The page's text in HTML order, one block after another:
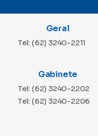
Geral
Tel: (62) 3240-2211
Gabinete
Tel: (62) 3240-2202
Tel: (62) 3240-2206